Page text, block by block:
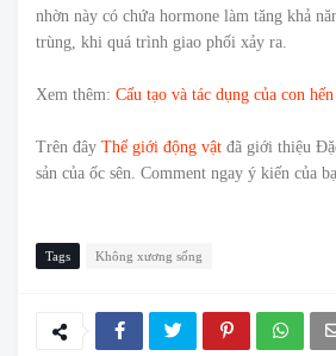
nhờn này có chứa hormone làm tăng khả
trùng, khi quá trình giao phối xảy ra.
Xem thêm: Cấu tạo và tác dụng của con hến
Trên đây Thế giới động vật đã giới thiệu
sản của ốc sên. Comment ngay ý kiến của
Tags Không xương sống